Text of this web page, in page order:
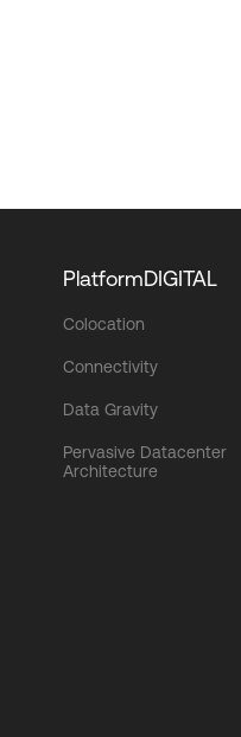
PlatformDIGITAL
Colocation
Connectivity
Data Gravity
Pervasive Datacenter
Architecture